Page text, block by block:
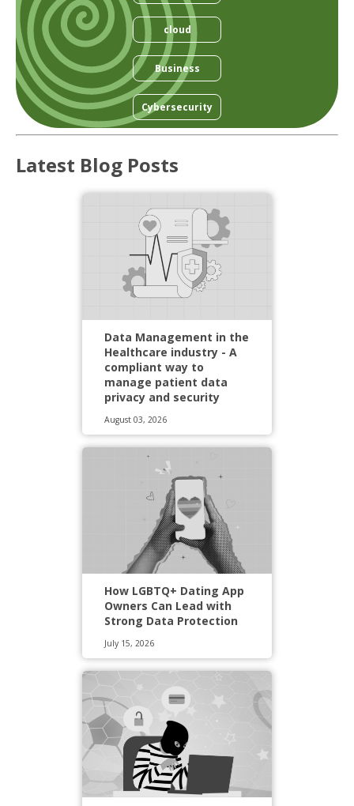
cloud
Business
Cybersecurity
Latest Blog Posts
Data Management in the
Healthcare industry - A
compliant way to
manage patient data
privacy and security
August 03, 2026
How LGBTQ+ Dating App
Owners Can Lead with
Strong Data Protection
July 15, 2026